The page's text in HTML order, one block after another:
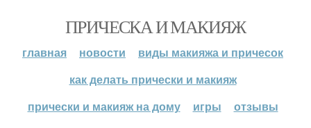
ПРИЧЕСКА И МАКИЯЖ
главная новости
виды макияжа и причесок
как делать прически и макияж
прически и макияж на дому
игры отзывы